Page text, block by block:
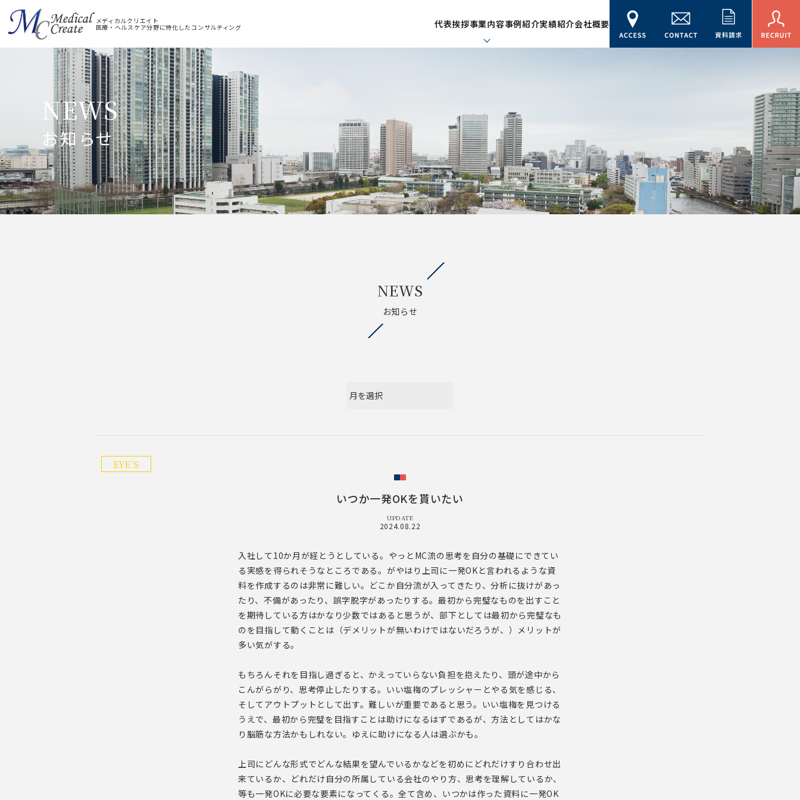
メディカルクリエイト
医療・ヘルスケア分野に特化したコンサルティング 代表挨拶事業内容事例紹介実績紹介会社概要
NEWS
お知らせ
NEWS
お知らせ
EYE’S
いつか一発OKを貰いたい
UPDATE
2024.08.22
入社して10か月が経とうとしている。やっとMC流の思考を自分の基礎にできてい
る実感を得られそうなところである。がやはり上司に一発OKと言われるような資
料を作成するのは非常に難しい。どこか自分流が入ってきたり、分析に抜けがあっ
たり、不備があったり、誤字脱字があったりする。最初から完璧なものを出すこと
を期待している方はかなり少数ではあると思うが、部下としては最初から完璧なも
のを目指して動くことは（デメリットが無いわけではないだろうが、）メリットが
多い気がする。
もちろんそれを目指し過ぎると、かえっていらない負担を抱えたり、頭が途中から
こんがらがり、思考停止したりする。いい塩梅のプレッシャーとやる気を感じる、
そしてアウトプットとして出す。難しいが重要であると思う。いい塩梅を見つける
うえで、最初から完璧を目指すことは助けになるはずであるが、方法としてはかな
り脳筋な方法かもしれない。ゆえに助けになる人は選ぶかも。
上司にどんな形式でどんな結果を望んでいるかなどを初めにどれだけすり合わせ出
来ているか、どれだけ自分の所属している会社のやり方、思考を理解しているか、
等も一発OKに必要な要素になってくる。全て含め、いつかは作った資料に一発OK